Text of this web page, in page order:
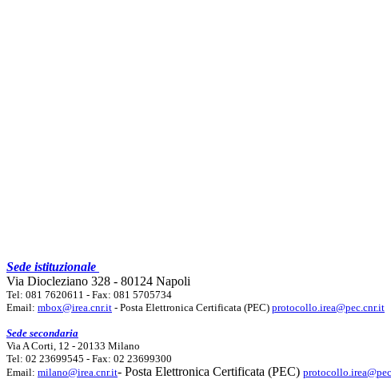
Sede istituzionale
Via Diocleziano 328 - 80124 Napoli
Tel: 081 7620611 - Fax: 081 5705734
Email: mbox@irea.cnr.it - Posta Elettronica Certificata (PEC) protocollo.irea@pec.cnr.it
Sede secondaria
Via A Corti, 12 - 20133 Milano
Tel: 02 23699545 - Fax: 02 23699300
Email: milano@irea.cnr.it- Posta Elettronica Certificata (PEC)